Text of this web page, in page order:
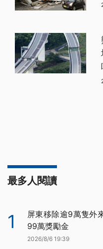
最多人閱讀
1
屏東移除逾9萬隻外
99萬獎勵金
2026/8/6 19:39